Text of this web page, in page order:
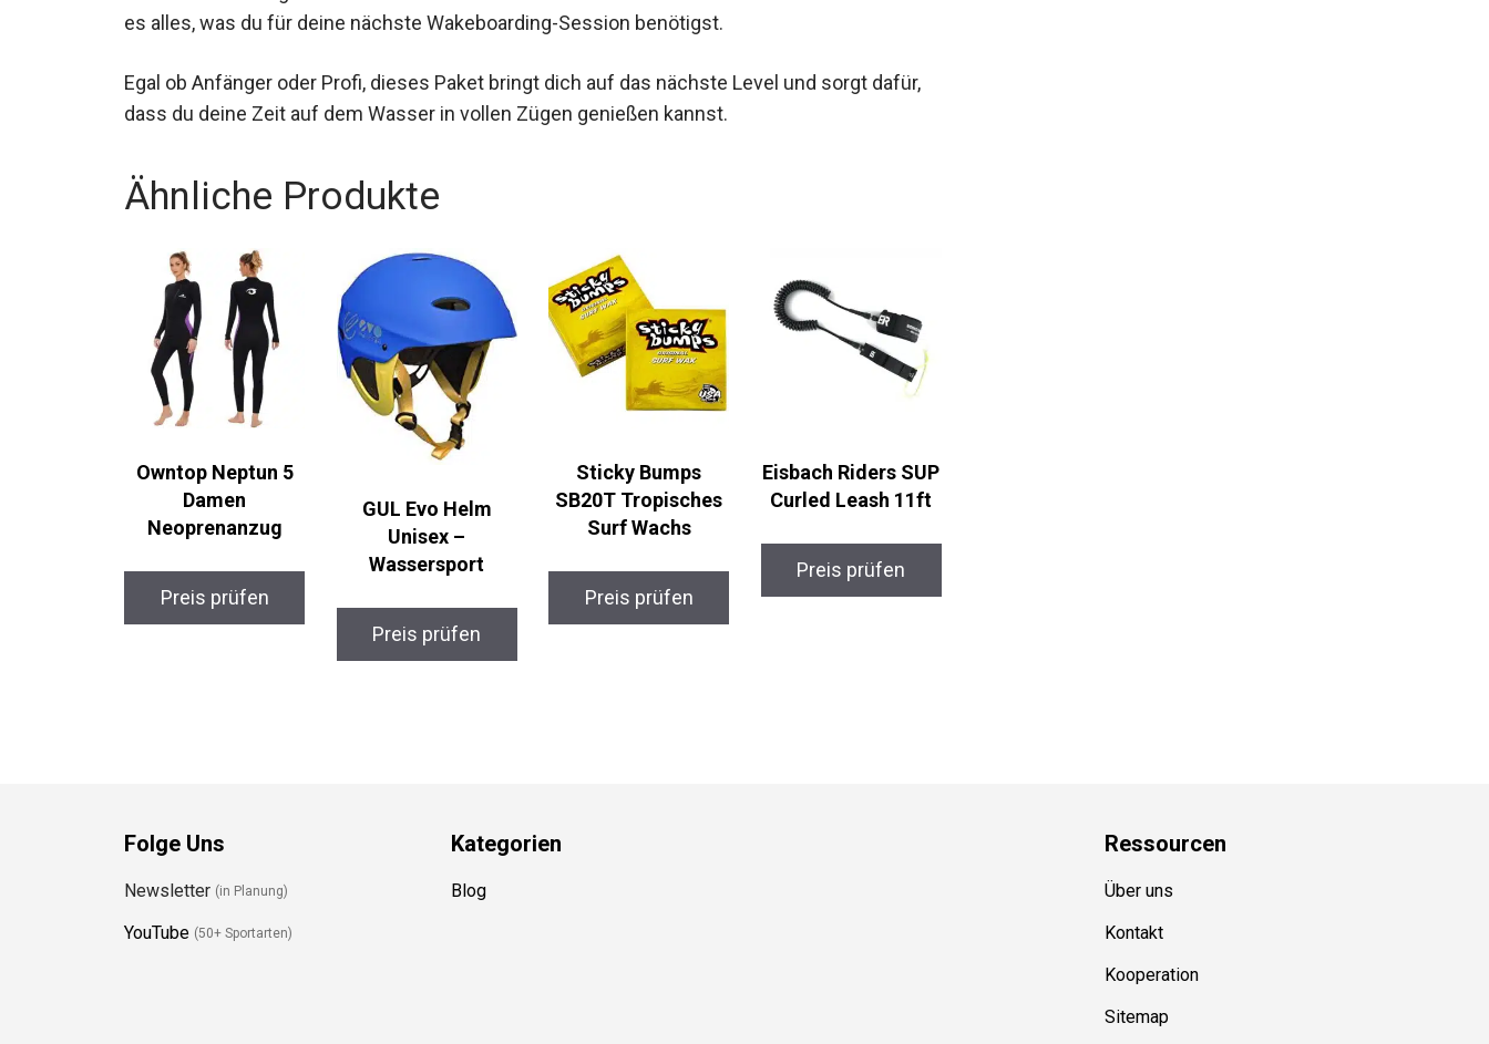
Boots bietet es alles, was du für deine nächste Wakeboarding-Session benötigst.
Egal ob Anfänger oder Profi, dieses Paket bringt dich auf das nächste Level und sorgt dafür,
dass du deine Zeit auf dem Wasser in vollen Zügen genießen kannst.
Ähnliche Produkte
Owntop Neptun 5
Damen
Neoprenanzug
Preis prüfen
GUL Evo Helm
Unisex –
Wassersport
Preis prüfen
Sticky Bumps
SB20T Tropisches
Surf Wachs
Preis prüfen
Eisbach Riders SUP
Curled Leash 11ft
Preis prüfen
Folge Uns
Newsletter (in Planung)
YouTube (50+ Sportarten)
Kategorien
Blog
Ressourcen
Über uns
Kontakt
Kooperation
Sitemap